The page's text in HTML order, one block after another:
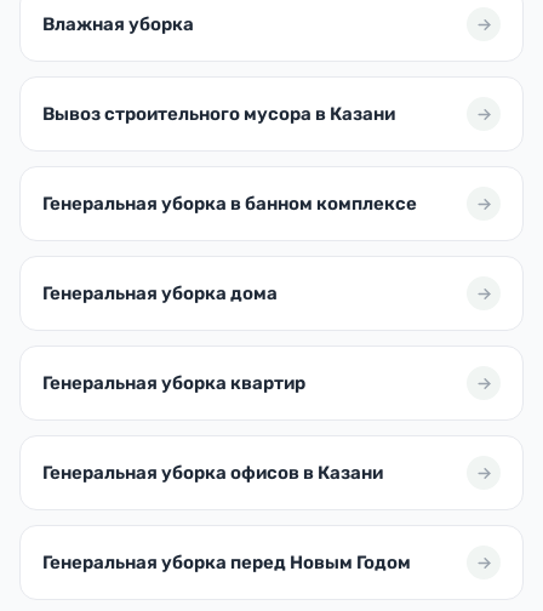
Влажная уборка
Вывоз строительного мусора в Казани
Генеральная уборка в банном комплексе
Генеральная уборка дома
Генеральная уборка квартир
Генеральная уборка офисов в Казани
Генеральная уборка перед Новым Годом